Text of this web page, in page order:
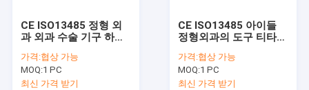
CE ISO13485 정형 외
과 외과 수술 기구 하체
가격:협상 가능
MOQ:1 PC
최신 가격 받기
CE ISO13485 아이들
정형외과의 도구 티타늄
가격:협상 가능
MOQ:1 PC
최신 가격 받기